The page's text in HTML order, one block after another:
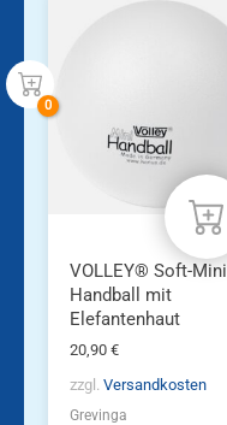
VOLLEY® Soft-Mini
Handball mit
Elefantenhaut
20,90 €
zzgl. Versandkosten
Grevinga